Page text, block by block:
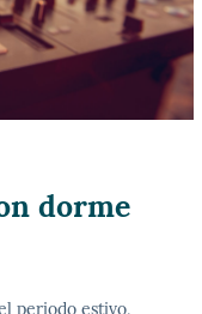
dorme
periodo estivo,